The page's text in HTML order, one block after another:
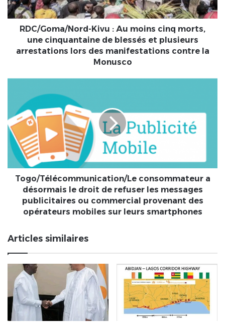
une
cinquantaine
lors
manifestations
contre
la
Monusco
RDC/Goma/Nord-Kivu : Au moins cinq morts,
une cinquantaine de blessés et plusieurs
arrestations lors des manifestations contre la
Monusco
consommateur
désormais
le
droit
de
refuser
les
messages
publicitaires
commercial
opérateurs
mobiles
smartphones
Togo/Télécommunication/Le consommateur a
désormais le droit de refuser les messages
publicitaires ou commercial provenant des
opérateurs mobiles sur leurs smartphones
Articles similaires